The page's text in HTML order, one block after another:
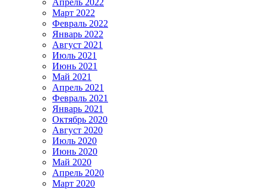
Март 2022
Февраль 2022
Январь 2022
Август 2021
Июль 2021
Июнь 2021
Май 2021
Апрель 2021
Февраль 2021
Январь 2021
Октябрь 2020
Август 2020
Июль 2020
Июнь 2020
Май 2020
Апрель 2020
Март 2020